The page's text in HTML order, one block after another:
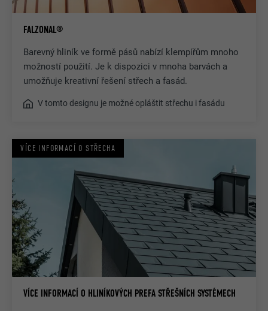
FALZONAL®
Barevný hliník ve formě pásů nabízí klempířům mnoho
možností použití. Je k dispozici v mnoha barvách a
umožňuje kreativní řešení střech a fasád.
V tomto designu je možné opláštit střechu i fasádu
VÍCE INFORMACÍ O STŘECHA
VÍCE INFORMACÍ O HLINÍKOVÝCH PREFA STŘEŠNÍCH SYSTÉMECH